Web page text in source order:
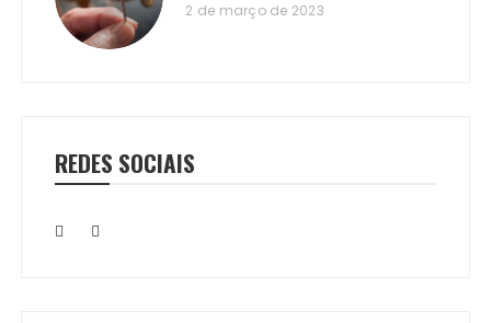
2 de março de 2023
REDES SOCIAIS